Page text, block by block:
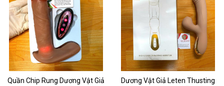
Quần Chip Rung Dương Vật Giả
Dương Vật Giả Leten Thusting